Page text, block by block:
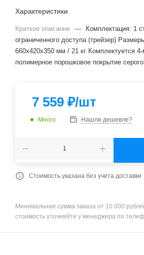
Характеристики
Краткое описание —
Комплектация: 1
ограниченного доступа (трейзер)
660x420x350 мм / 21 кг Комплектуется
полимерное порошковое покрытие
7 559 ₽/шт
Много Нашли дешевле?
Стоимость указана без учета доставки
Минимальная сумма заказа от 10 000
стоимость уточняйте у менеджера по